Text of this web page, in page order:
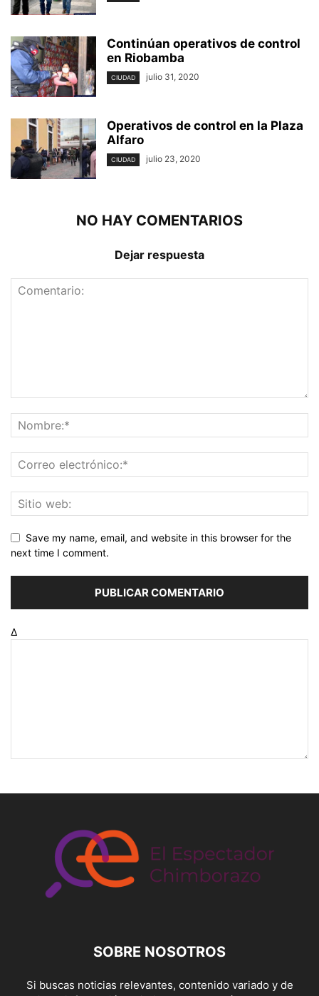
Continúan operativos de control
en Riobamba
CIUDAD julio 31, 2020
Operativos de control en la Plaza
Alfaro
CIUDAD julio 23, 2020
NO HAY COMENTARIOS
Dejar respuesta
Save my name, email, and website in this browser for the
next time I comment.
Δ
SOBRE NOSOTROS
Si buscas noticias relevantes, contenido variado y de